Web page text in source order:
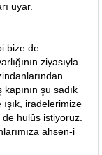
uyar.
bize de
ziyasıyla
şu sadık
ışık, iradelerimize
hulûs istiyoruz.
ahsen-i